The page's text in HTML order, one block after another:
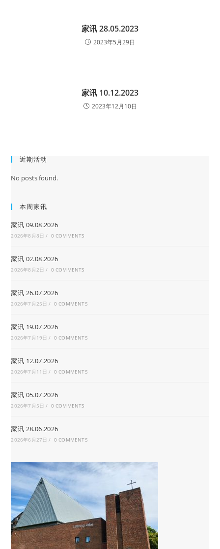
家讯 28.05.2023
2023年5月29日
家讯 10.12.2023
2023年12月10日
近期活动
No posts found.
本周家讯
家讯 09.08.2026
2026年8月8日 / 0 COMMENTS
家讯 02.08.2026
2026年8月2日 / 0 COMMENTS
家讯 26.07.2026
2026年7月25日 / 0 COMMENTS
家讯 19.07.2026
2026年7月19日 / 0 COMMENTS
家讯 12.07.2026
2026年7月11日 / 0 COMMENTS
家讯 05.07.2026
2026年7月5日 / 0 COMMENTS
家讯 28.06.2026
2026年6月27日 / 0 COMMENTS